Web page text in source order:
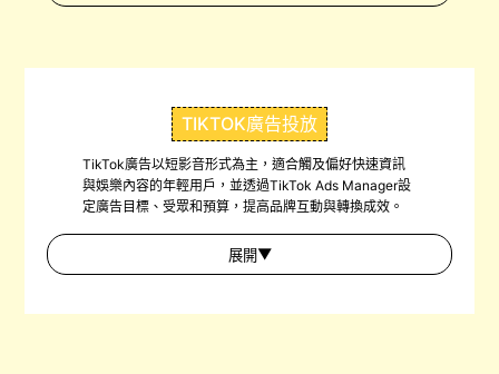
TIKTOK廣告投放
TikTok廣告以短影音形式為主，適合觸及偏好快速資訊
與娛樂內容的年輕用戶，並透過TikTok Ads Manager設
定廣告目標、受眾和預算，提高品牌互動與轉換成效。
展開▼